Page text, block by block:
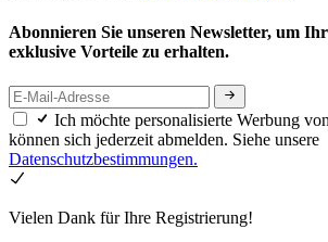
Abonnieren Sie unseren Newsletter, um
exklusive Vorteile zu erhalten.
Ich möchte personalisierte Werbung
können sich jederzeit abmelden. Siehe unsere
Datenschutzbestimmungen.
Vielen Dank für Ihre Registrierung!